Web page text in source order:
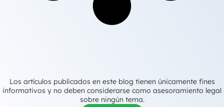
Los artículos publicados en este blog tienen únicamente fines
informativos y no deben considerarse como asesoramiento legal
sobre ningún tema.